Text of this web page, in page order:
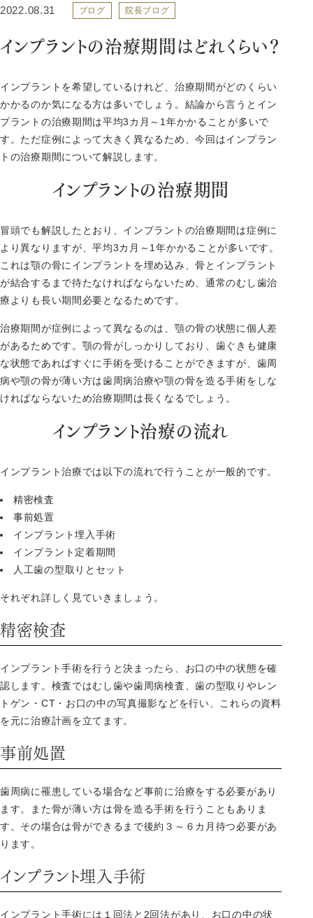
2022.08.31 ブログ 院長ブログ
インプラントの治療期間はどれくらい？
インプラントを希望しているけれど、治療期間がどのくらい
かかるのか気になる方は多いでしょう。結論から言うとイン
プラントの治療期間は平均3カ月～1年かかることが多いで
す。ただ症例によって大きく異なるため、今回はインプラン
トの治療期間について解説します。
インプラントの治療期間
冒頭でも解説したとおり、インプラントの治療期間は症例に
より異なりますが、平均3カ月～1年かかることが多いです。
これは顎の骨にインプラントを埋め込み、骨とインプラント
が結合するまで待たなければならないため、通常のむし歯治
療よりも長い期間必要となるためです。
治療期間が症例によって異なるのは、顎の骨の状態に個人差
があるためです。顎の骨がしっかりしており、歯ぐきも健康
な状態であればすぐに手術を受けることができますが、歯周
病や顎の骨が薄い方は歯周病治療や顎の骨を造る手術をしな
ければならないため治療期間は長くなるでしょう。
インプラント治療の流れ
インプラント治療では以下の流れで行うことが一般的です。
精密検査
事前処置
インプラント埋入手術
インプラント定着期間
人工歯の型取りとセット
それぞれ詳しく見ていきましょう。
精密検査
インプラント手術を行うと決まったら、お口の中の状態を確
認します。検査ではむし歯や歯周病検査、歯の型取りやレン
トゲン・CT・お口の中の写真撮影などを行い、これらの資料
を元に治療計画を立てます。
事前処置
歯周病に罹患している場合など事前に治療をする必要があり
ます。また骨が薄い方は骨を造る手術を行うこともありま
す。その場合は骨ができるまで後約３～６カ月待つ必要があ
ります。
インプラント埋入手術
インプラント手術には１回法と2回法があり、お口の中の状